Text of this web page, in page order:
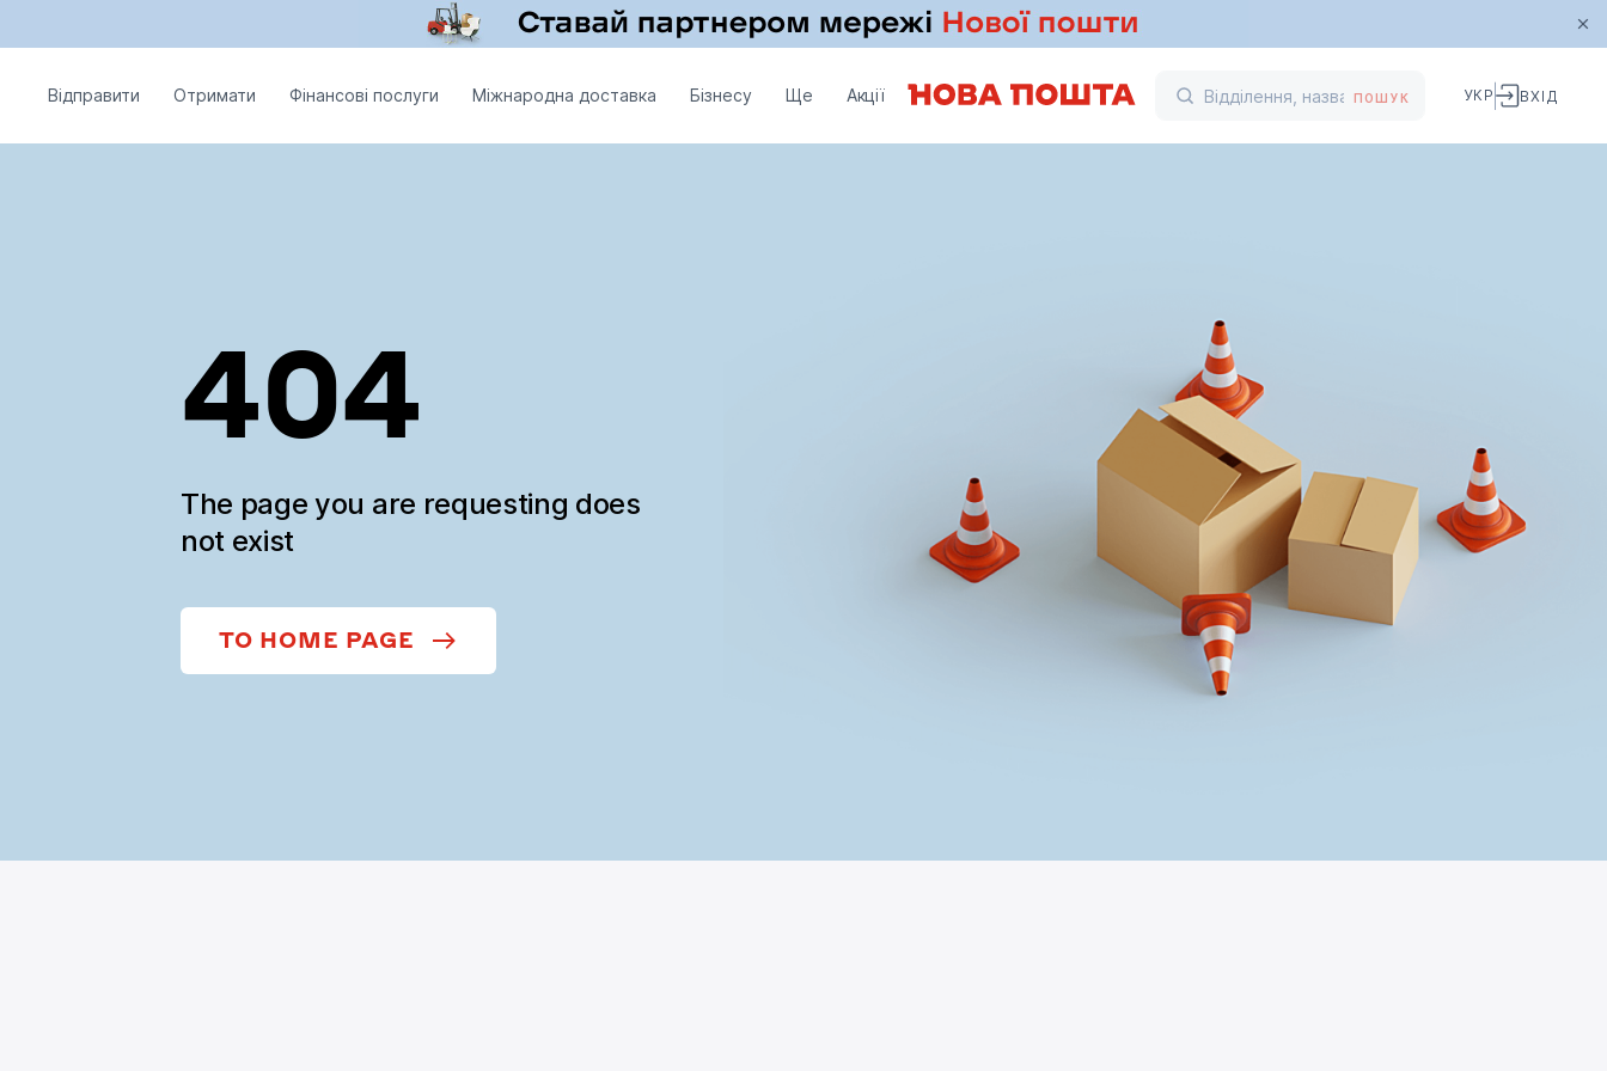
Відправити Отримати Фінансові послуги Міжнародна доставка Бізнесу Ще Акції ПОШУК УКР ВХІД
404
The page you are requesting does
not exist
TO HOME PAGE